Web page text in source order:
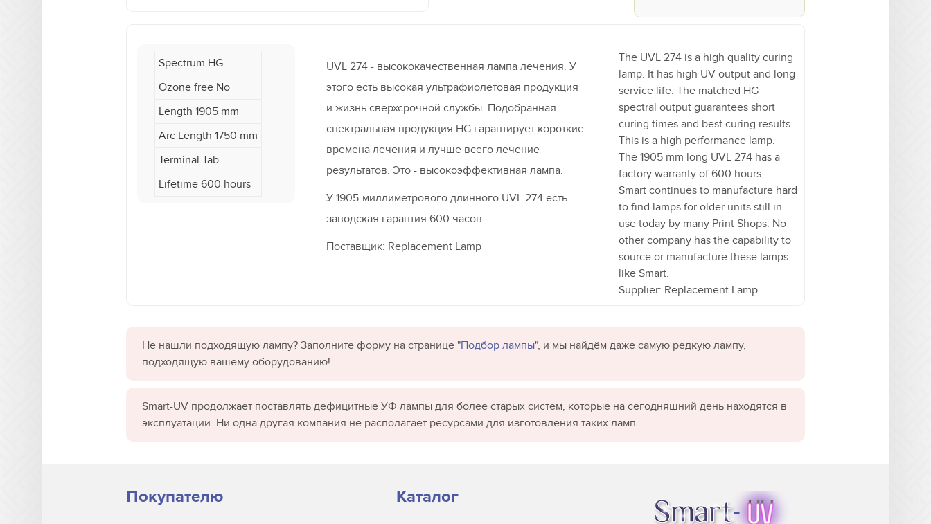
Spectrum HG
Ozone free No
Length 1905 mm
Arc Length 1750 mm
Terminal Tab
Lifetime 600 hours
UVL 274 - высококачественная лампа лечения. У
этого есть высокая ультрафиолетовая продукция
и жизнь сверхсрочной службы. Подобранная
спектральная продукция HG гарантирует короткие
времена лечения и лучше всего лечение
результатов. Это - высокоэффективная лампа.
У 1905-миллиметрового длинного UVL 274 есть
заводская гарантия 600 часов.
Поставщик: Replacement Lamp
The UVL 274 is a high quality curing
lamp. It has high UV output and long
service life. The matched HG
spectral output guarantees short
curing times and best curing results.
This is a high performance lamp.
The 1905 mm long UVL 274 has a
factory warranty of 600 hours.
Smart continues to manufacture hard
to find lamps for older units still in
use today by many Print Shops. No
other company has the capability to
source or manufacture these lamps
like Smart.
Supplier: Replacement Lamp
Не нашли подходящую лампу? Заполните форму на странице "Подбор лампы", и мы найдём даже самую редкую лампу,
подходящую вашему оборудованию!
Smart-UV продолжает поставлять дефицитные УФ лампы для более старых систем, которые на сегодняшний день находятся в
эксплуатации. Ни одна другая компания не располагает ресурсами для изготовления таких ламп.
Покупателю Каталог